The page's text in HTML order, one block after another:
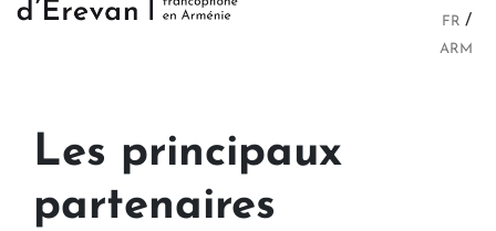
FR
ARM
Les principaux
partenaires